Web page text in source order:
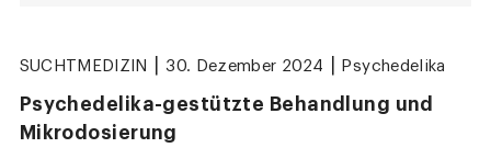
SUCHTMEDIZIN 30. Dezember 2024 Psychedelika
Psychedelika-gestützte Behandlung und
Mikrodosierung